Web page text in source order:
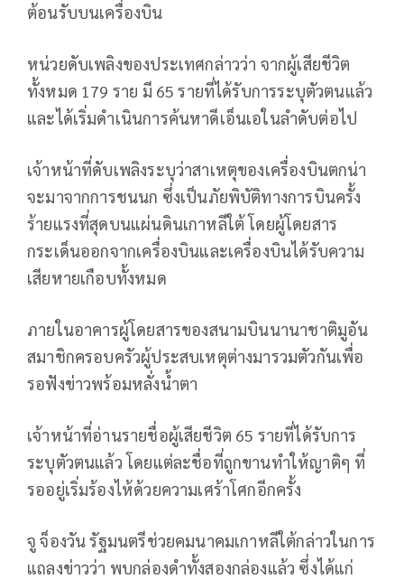
ต้อนรับบนเครื่องบิน
หน่วยดับเพลิงของประเทศกล่าวว่า จากผู้เสียชีวิต
ทั้งหมด 179 ราย มี 65 รายที่ได้รับการระบุตัวตนแล้ว
และได้เริ่มดำเนินการค้นหาดีเอ็นเอในลำดับต่อไป
เจ้าหน้าที่ดับเพลิงระบุว่าสาเหตุของเครื่องบินตกน่า
จะมาจากการชนนก ซึ่งเป็นภัยพิบัติทางการบินครั้ง
ร้ายแรงที่สุดบนแผ่นดินเกาหลีใต้ โดยผู้โดยสาร
กระเด็นออกจากเครื่องบินและเครื่องบินได้รับความ
เสียหายเกือบทั้งหมด
ภายในอาคารผู้โดยสารของสนามบินนานาชาติมูอัน
สมาชิกครอบครัวผู้ประสบเหตุต่างมารวมตัวกันเพื่อ
รอฟังข่าวพร้อมหลั่งน้ำตา
เจ้าหน้าที่อ่านรายชื่อผู้เสียชีวิต 65 รายที่ได้รับการ
ระบุตัวตนแล้ว โดยแต่ละชื่อที่ถูกขานทำให้ญาติๆ ที่
รออยู่เริ่มร้องไห้ด้วยความเศร้าโศกอีกครั้ง
จู จ็องวัน รัฐมนตรีช่วยคมนาคมเกาหลีใต้กล่าวในการ
แถลงข่าวว่า พบกล่องดำทั้งสองกล่องแล้ว ซึ่งได้แก่